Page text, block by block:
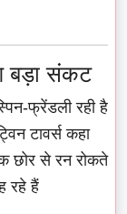
बड़ा संकट
फ्रेंडली रही है
टावर्स कहा
छोर से रन रोकते
रहे हैं